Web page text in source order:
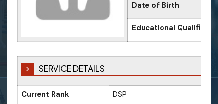
Date of Birth
Educational
SERVICE DETAILS
Current Rank DSP